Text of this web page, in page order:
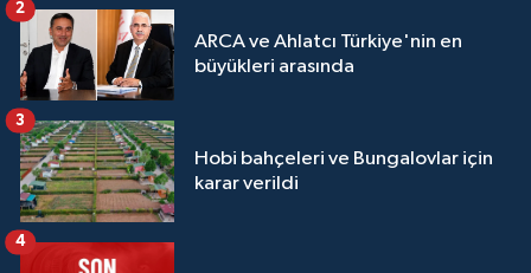
ARCA ve Ahlatcı Türkiye'nin en
büyükleri arasında
2
Hobi bahçeleri ve Bungalovlar için
karar verildi
3
4